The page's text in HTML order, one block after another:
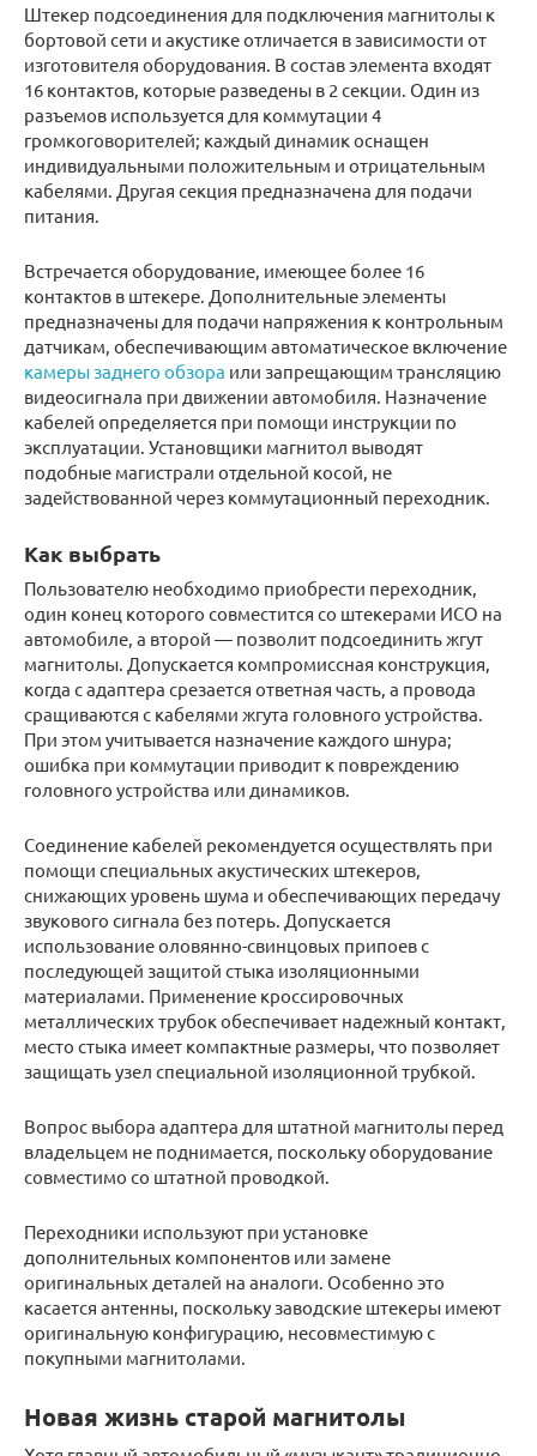
Штекер подсоединения для подключения магнитолы к
бортовой сети и акустике отличается в зависимости от
изготовителя оборудования. В состав элемента входят
16 контактов, которые разведены в 2 секции. Один из
разъемов используется для коммутации 4
громкоговорителей; каждый динамик оснащен
индивидуальными положительным и отрицательным
кабелями. Другая секция предназначена для подачи
питания.
Встречается оборудование, имеющее более 16
контактов в штекере. Дополнительные элементы
предназначены для подачи напряжения к контрольным
датчикам, обеспечивающим автоматическое включение
камеры заднего обзора или запрещающим трансляцию
видеосигнала при движении автомобиля. Назначение
кабелей определяется при помощи инструкции по
эксплуатации. Установщики магнитол выводят
подобные магистрали отдельной косой, не
задействованной через коммутационный переходник.
Как выбрать
Пользователю необходимо приобрести переходник,
один конец которого совместится со штекерами ИСО на
автомобиле, а второй — позволит подсоединить жгут
магнитолы. Допускается компромиссная конструкция,
когда с адаптера срезается ответная часть, а провода
сращиваются с кабелями жгута головного устройства.
При этом учитывается назначение каждого шнура;
ошибка при коммутации приводит к повреждению
головного устройства или динамиков.
Соединение кабелей рекомендуется осуществлять при
помощи специальных акустических штекеров,
снижающих уровень шума и обеспечивающих передачу
звукового сигнала без потерь. Допускается
использование оловянно-свинцовых припоев с
последующей защитой стыка изоляционными
материалами. Применение кроссировочных
металлических трубок обеспечивает надежный контакт,
место стыка имеет компактные размеры, что позволяет
защищать узел специальной изоляционной трубкой.
Вопрос выбора адаптера для штатной магнитолы перед
владельцем не поднимается, поскольку оборудование
совместимо со штатной проводкой.
Переходники используют при установке
дополнительных компонентов или замене
оригинальных деталей на аналоги. Особенно это
касается антенны, поскольку заводские штекеры имеют
оригинальную конфигурацию, несовместимую с
покупными магнитолами.
Новая жизнь старой магнитолы